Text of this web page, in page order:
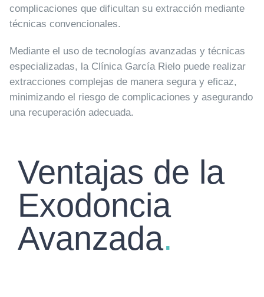
complicaciones que dificultan su extracción mediante
técnicas convencionales.
Mediante el uso de tecnologías avanzadas y técnicas
especializadas, la Clínica García Rielo puede realizar
extracciones complejas de manera segura y eficaz,
minimizando el riesgo de complicaciones y asegurando
una recuperación adecuada.
Ventajas de la
Exodoncia
Avanzada.